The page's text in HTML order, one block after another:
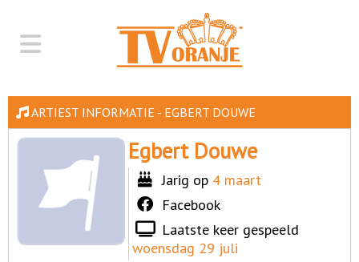
ARTIEST INFORMATIE - EGBERT DOUWE
Egbert Douwe
Jarig op 4 maart
Facebook
Laatste keer gespeeld
woensdag 29 juli